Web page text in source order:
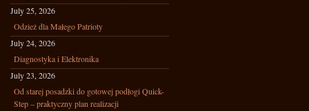
July 25, 2026
Odzież dla Małego Patrioty
July 24, 2026
Diagnostyka i Elektronika
July 23, 2026
Od starej posadzki do gotowej podłogi Quick-
Step – praktyczny plan realizacji